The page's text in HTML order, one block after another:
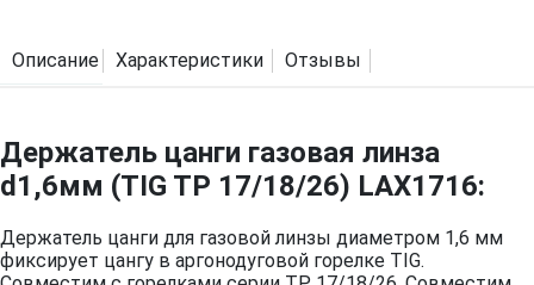
Описание Характеристики Отзывы
Держатель цанги газовая линза
d1,6мм (TIG TP 17/18/26) LAX1716:
Держатель цанги для газовой линзы диаметром 1,6 мм
фиксирует цангу в аргонодуговой горелке TIG.